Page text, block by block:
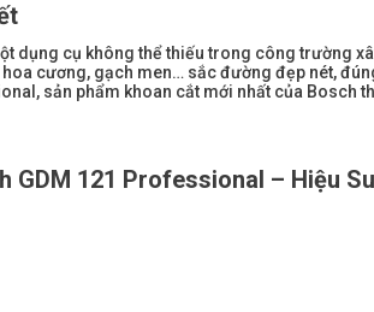
dụng cụ không thể thiếu trong công trường
cương, gạch men… sắc đường đẹp nét,
sản phẩm khoan cắt mới nhất của Bosch
GDM 121 Professional – Hiệu